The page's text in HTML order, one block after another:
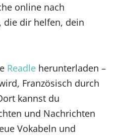
online nach
die dir helfen, dein
Readle herunterladen –
Französisch durch
kannst du
und Nachrichten
Vokabeln und